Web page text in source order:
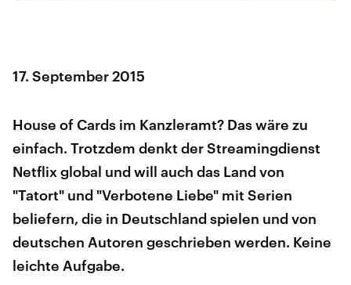
17. September 2015
House of Cards im Kanzleramt? Das wäre zu
einfach. Trotzdem denkt der Streamingdienst
Netflix global und will auch das Land von
"Tatort" und "Verbotene Liebe" mit Serien
beliefern, die in Deutschland spielen und von
deutschen Autoren geschrieben werden. Keine
leichte Aufgabe.